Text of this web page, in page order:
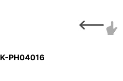
K-PH04016